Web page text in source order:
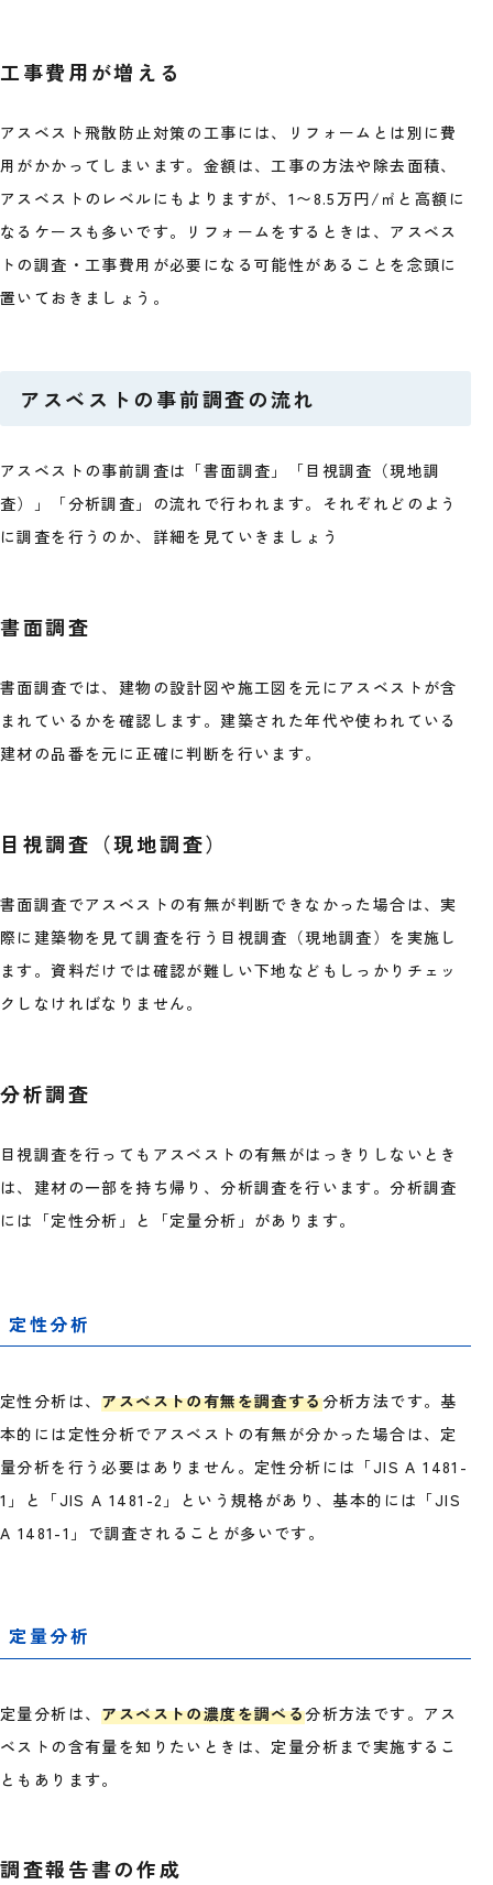
工事費用が増える
アスベスト飛散防止対策の工事には、リフォームとは別に費
用がかかってしまいます。金額は、工事の方法や除去面積、
アスベストのレベルにもよりますが、1〜8.5万円/㎡と高額に
なるケースも多いです。リフォームをするときは、アスベス
トの調査・工事費用が必要になる可能性があることを念頭に
置いておきましょう。
アスベストの事前調査の流れ
アスベストの事前調査は「書面調査」「目視調査（現地調
査）」「分析調査」の流れで行われます。それぞれどのよう
に調査を行うのか、詳細を見ていきましょう
書面調査
書面調査では、建物の設計図や施工図を元にアスベストが含
まれているかを確認します。建築された年代や使われている
建材の品番を元に正確に判断を行います。
目視調査（現地調査）
書面調査でアスベストの有無が判断できなかった場合は、実
際に建築物を見て調査を行う目視調査（現地調査）を実施し
ます。資料だけでは確認が難しい下地などもしっかりチェッ
クしなければなりません。
分析調査
目視調査を行ってもアスベストの有無がはっきりしないとき
は、建材の一部を持ち帰り、分析調査を行います。分析調査
には「定性分析」と「定量分析」があります。
定性分析
定性分析は、アスベストの有無を調査する分析方法です。基
本的には定性分析でアスベストの有無が分かった場合は、定
量分析を行う必要はありません。定性分析には「JIS A 1481-
1」と「JIS A 1481-2」という規格があり、基本的には「JIS
A 1481-1」で調査されることが多いです。
定量分析
定量分析は、アスベストの濃度を調べる分析方法です。アス
ベストの含有量を知りたいときは、定量分析まで実施するこ
ともあります。
調査報告書の作成